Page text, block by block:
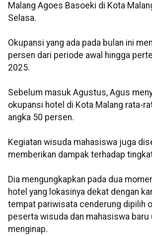
Malang Agoes Basoeki di Kota
Selasa.
Okupansi yang ada pada bulan ini
persen dari periode awal hingga
2025.
Sebelum masuk Agustus, Agus
okupansi hotel di Kota Malang rata-
angka 50 persen.
Kegiatan wisuda mahasiswa juga
memberikan dampak terhadap
Dia mengungkapkan pada dua
hotel yang lokasinya dekat dengan
tempat pariwisata cenderung dipilih
peserta wisuda dan mahasiswa
menginap.